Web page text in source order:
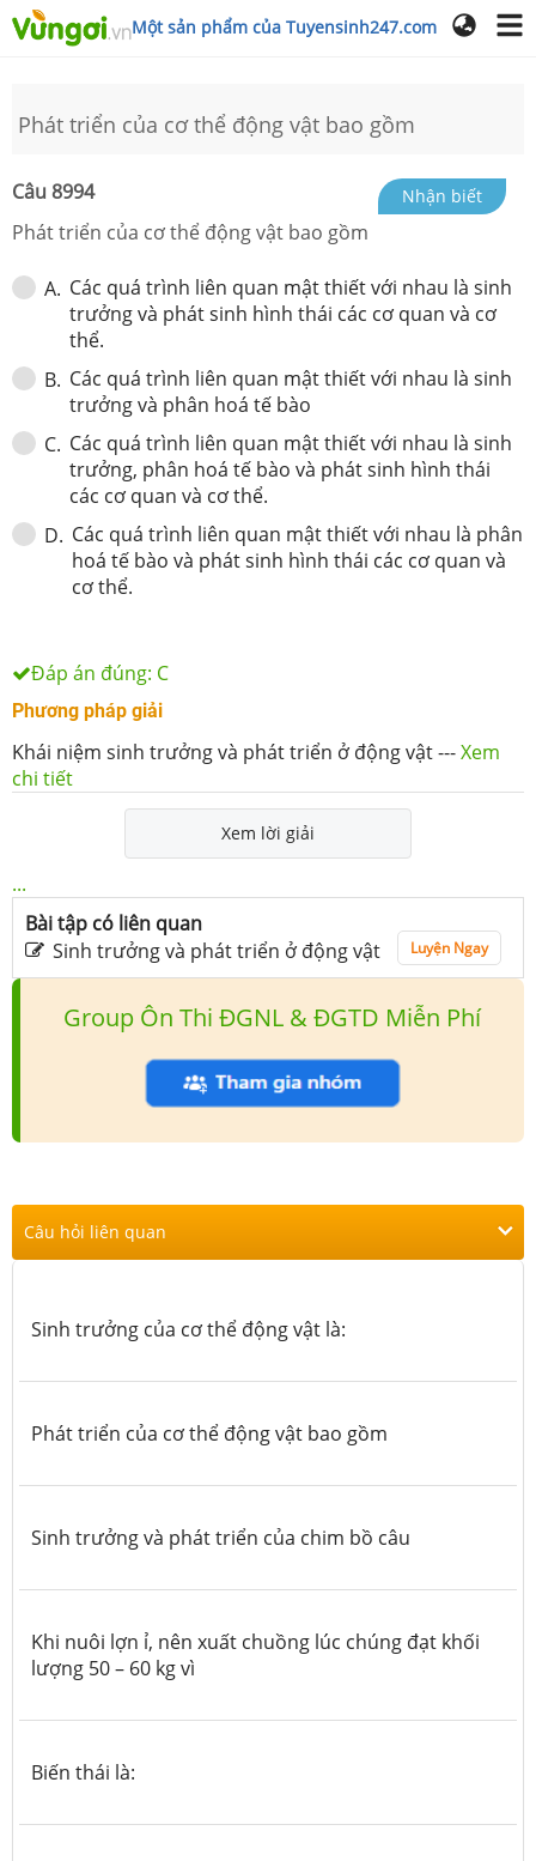
Một sản phẩm của Tuyensinh247.com
Phát triển của cơ thể động vật bao gồm
Câu 8994 Nhận biết
Phát triển của cơ thể động vật bao gồm
A. Các quá trình liên quan mật thiết với nhau là sinh
trưởng và phát sinh hình thái các cơ quan và cơ
thể.
B. Các quá trình liên quan mật thiết với nhau là sinh
trưởng và phân hoá tế bào
C. Các quá trình liên quan mật thiết với nhau là sinh
trưởng, phân hoá tế bào và phát sinh hình thái
các cơ quan và cơ thể.
D. Các quá trình liên quan mật thiết với nhau là phân
hoá tế bào và phát sinh hình thái các cơ quan và
cơ thể.
Đáp án đúng: C
Phương pháp giải
Khái niệm sinh trưởng và phát triển ở động vật---Xem
chi tiết
Xem lời giải
...
Bài tập có liên quan
Sinh trưởng và phát triển ở động vật
Luyện Ngay
Group Ôn Thi ĐGNL & ĐGTD Miễn Phí
Câu hỏi liên quan
Sinh trưởng của cơ thể động vật là:
Phát triển của cơ thể động vật bao gồm
Sinh trưởng và phát triển của chim bồ câu
Khi nuôi lợn ỉ, nên xuất chuồng lúc chúng đạt khối
lượng 50 – 60 kg vì
Biến thái là: